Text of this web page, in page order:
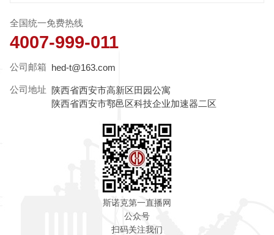
全国统一免费热线
4007-999-011
公司邮箱 hed-t@163.com
公司地址 陕西省西安市高新区田园公寓
陕西省西安市鄠邑区科技企业加速器二区
斯诺克第一直播网
公众号
扫码关注我们